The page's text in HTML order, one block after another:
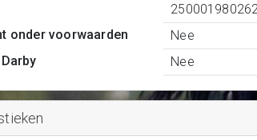
onder voorwaarden
Nee
Nee